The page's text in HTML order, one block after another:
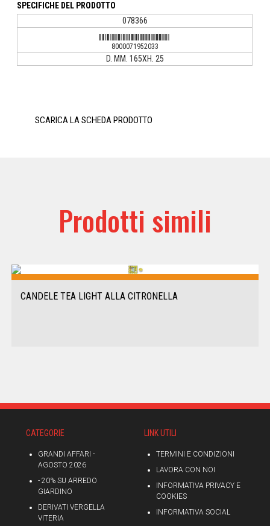
SPECIFICHE DEL PRODOTTO
078366
8000071952033
8000071952033
D. MM. 165XH. 25
SCARICA LA SCHEDA PRODOTTO
Prodotti simili
CANDELE TEA LIGHT ALLA CITRONELLA
CATEGORIE
GRANDI AFFARI -
AGOSTO 2026
- 20% SU ARREDO
GIARDINO
DERIVATI VERGELLA
VITERIA
LINK UTILI
TERMINI E CONDIZIONI
LAVORA CON NOI
INFORMATIVA PRIVACY E
COOKIES
INFORMATIVA SOCIAL